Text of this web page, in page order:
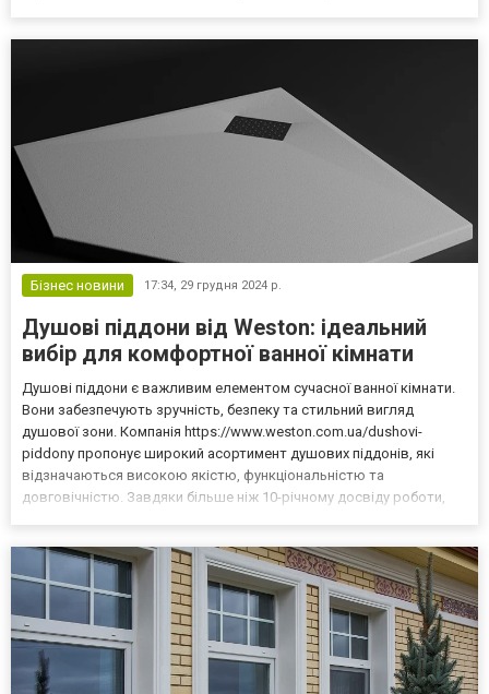
Бізнес новини 17:34, 29 грудня 2024 р.
Душові піддони від Weston: ідеальний
вибір для комфортної ванної кімнати
Душові піддони є важливим елементом сучасної ванної кімнати.
Вони забезпечують зручність, безпеку та стильний вигляд
душової зони. Компанія https://www.weston.com.ua/dushovi-
piddony пропонує широкий асортимент душових піддонів, які
відзначаються високою якістю, функціональністю та
довговічністю. Завдяки більше ніж 10-річному досвіду роботи,